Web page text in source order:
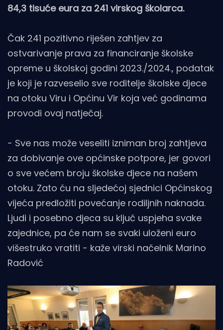
84,3 tisuće eura za 241 virskog školarca.
Čak 241 pozitivno riješen zahtjev za
ostvarivanje prava za financiranje školske
opreme u školskoj godini 2023./2024., podatak
je koji je razveselio sve roditelje školske djece
na otoku Viru i Općinu Vir koja već godinama
provodi ovaj natječaj.
- Sve nas može veseliti izniman broj zahtjeva
za dobivanje ove općinske potpore, jer govori
o sve većem broju školske djece na našem
otoku. Zato ću na sljedećoj sjednici Općinskog
vijeća predložiti povećanje rodiljnih naknada.
Ljudi i posebno djeca su ključ uspjeha svake
zajednice, pa će nam se svaki uloženi euro
višestruko vratiti - kaže virski načelnik Marino
Radović